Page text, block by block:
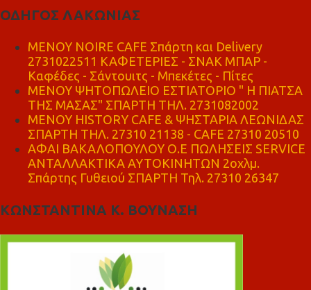
ΟΔΗΓΟΣ ΛΑΚΩΝΙΑΣ
MENOY NOIRE CAFE Σπάρτη και Delivery
2731022511 ΚΑΦΕΤΕΡΙΕΣ - ΣΝΑΚ ΜΠΑΡ -
Καφέδες - Σάντουιτς - Μπεκέτες - Πίτες
ΜΕΝΟΥ ΨΗΤΟΠΩΛΕΙΟ ΕΣΤΙΑΤΟΡΙΟ " Η ΠΙΑΤΣΑ
ΤΗΣ ΜΑΣΑΣ" ΣΠΑΡΤΗ ΤΗΛ. 2731082002
ΜΕΝΟΥ HISTORY CAFE & ΨΗΣΤΑΡΙΑ ΛΕΩΝΙΔΑΣ
ΣΠΑΡΤΗ ΤΗΛ. 27310 21138 - CAFE 27310 20510
ΑΦΑΙ ΒΑΚΑΛΟΠΟΥΛΟΥ Ο.Ε ΠΩΛΗΣΕΙΣ SERVICE
ΑΝΤΑΛΛΑΚΤΙΚΑ ΑΥΤΟΚΙΝΗΤΩΝ 2οχλμ.
Σπάρτης Γυθειού ΣΠΑΡΤΗ Τηλ. 27310 26347
ΚΩΝΣΤΑΝΤΙΝΑ Κ. ΒΟΥΝΑΣΗ